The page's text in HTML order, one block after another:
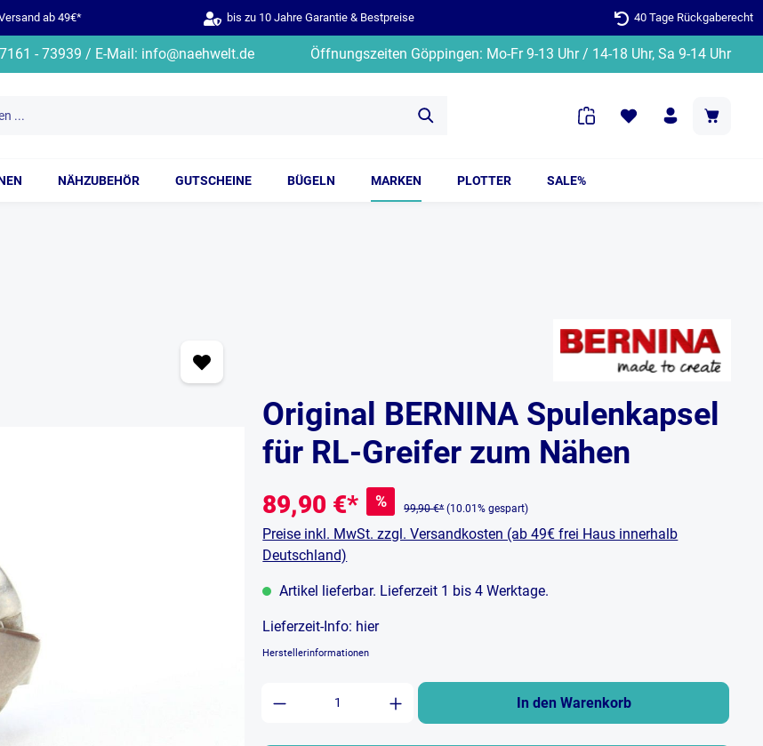
ab 49€* bis zu 10 Jahre Garantie & Bestpreise 40 Tage Rückgaberecht
- 73939 / E-Mail: info@naehwelt.de Öffnungszeiten Göppingen: Mo-Fr 9-13 Uhr / 14-18 Uhr, Sa 9-14 Uhr
NÄHZUBEHÖR GUTSCHEINE BÜGELN MARKEN PLOTTER SALE%
Original BERNINA Spulenkapsel
für RL-Greifer zum Nähen
89,90 €* % 99,90 €* (10.01% gespart)
Preise inkl. MwSt. zzgl. Versandkosten (ab 49€ frei Haus innerhalb
Deutschland)
Artikel lieferbar. Lieferzeit 1 bis 4 Werktage.
Lieferzeit-Info: hier
Herstellerinformationen
Produkt Anzahl: Gib den gewünschten Wert ein
In den Warenkorb